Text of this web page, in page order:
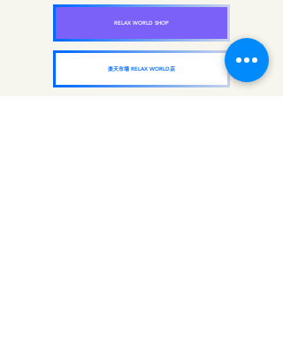
RELAX WORLD SHOP
楽天市場 RELAX WORLD店